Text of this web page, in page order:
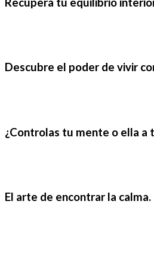
Descubre el poder de vivir
¿Controlas tu mente o ella a
El arte de encontrar la calma.